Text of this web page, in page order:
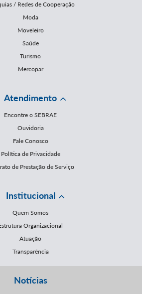
/ Redes de Cooperação
Moda
Moveleiro
Saúde
Turismo
Mercopar
Atendimento
Encontre o SEBRAE
Ouvidoria
Fale Conosco
Política de Privacidade
de Prestação de Serviço
Institucional
Quem Somos
Organizacional
Atuação
Transparência
Notícias